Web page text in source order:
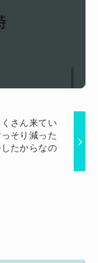
るのはやめ
と…
さん来てい
そり減った
たからなの